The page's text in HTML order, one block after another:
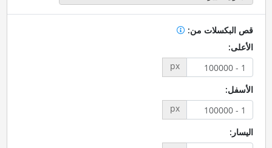
قص البكسلات من:
الأعلى:
px
الأسفل:
px
اليسار: